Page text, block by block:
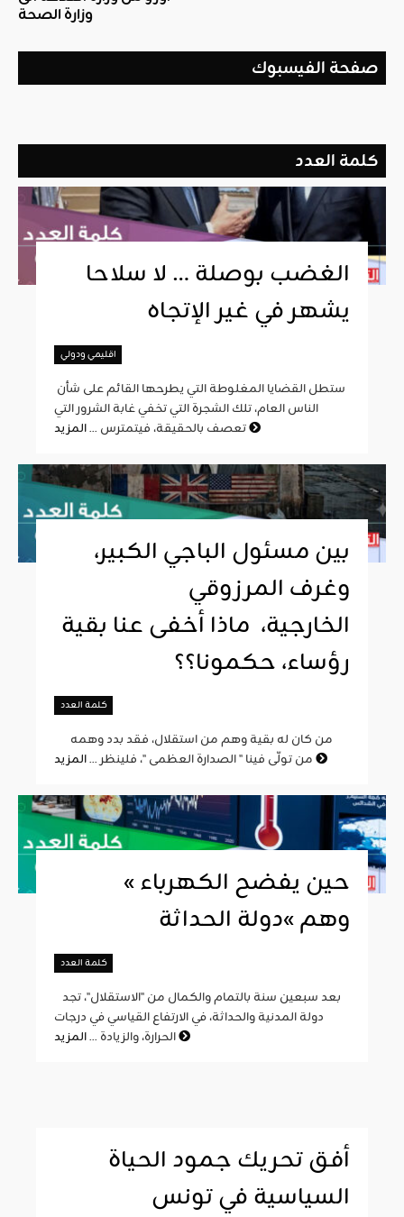
وزارة الصحة
صفحة الفيسبوك
كلمة العدد
الغضب بوصلة … لا سلاحا
يشهر في غير الإتجاه
اقليمي ودولي
الناس العام، تلك الشجرة التي تخفي غابة الشرور التي
تعصف بالحقيقة، فيتمترس ...
بين مسئول الباجي الكبير،
وغرف المرزوقي
الخارجية، ماذا أخفى عنا بقية
رؤساء، حكمونا؟؟
كلمة العدد
من تولّى فينا " الصدارة العظمى "، فلينظر ...
« حين يفضح الكهرباء
وهم »دولة الحداثة
كلمة العدد
دولة المدنية والحداثة، في الارتفاع القياسي في درجات
الحرارة، والزيادة ...
أفق تحريك جمود الحياة
السياسية في تونس